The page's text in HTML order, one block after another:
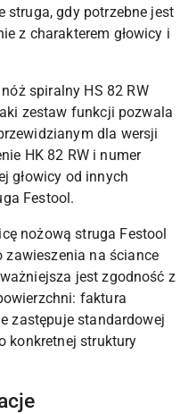
struga, gdy potrzebne jest
z charakterem głowicy i
spiralny HS 82 RW
zestaw funkcji pozwala
dla wersji
HK 82 RW i numer
głowicy od innych
Festool.
nożową struga Festool
zawieszenia na ściance
jest zgodność z
faktura
zastępuje standardowej
konkretnej struktury